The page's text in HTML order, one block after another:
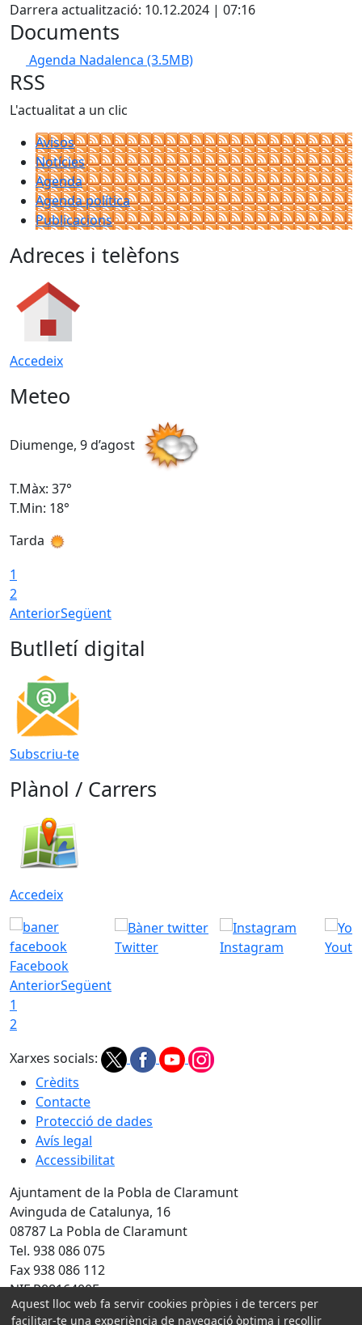
Darrera actualització: 10.12.2024 | 07:16
Documents
Agenda Nadalenca (3.5MB)
RSS
L'actualitat a un clic
Avisos
Notícies
Agenda
Agenda política
Publicacions
Adreces i telèfons
Accedeix
Meteo
Diumenge, 9 d’agost
T.Màx: 37°
T.Min: 18°
Tarda
1
2
AnteriorSegüent
Butlletí digital
Subscriu-te
Plànol / Carrers
Accedeix
Facebook
Twitter Instagram
AnteriorSegüent
1
2
Xarxes socials:
Crèdits
Contacte
Protecció de dades
Avís legal
Accessibilitat
Ajuntament de la Pobla de Claramunt
Avinguda de Catalunya, 16
08787 La Pobla de Claramunt
Tel. 938 086 075
Fax 938 086 112
NIF P0816400F
Aquest lloc web fa servir cookies pròpies i de tercers per
facilitar-te una experiència de navegació òptima i recollir